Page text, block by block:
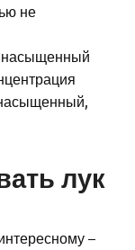
не
насыщенный
лук
–